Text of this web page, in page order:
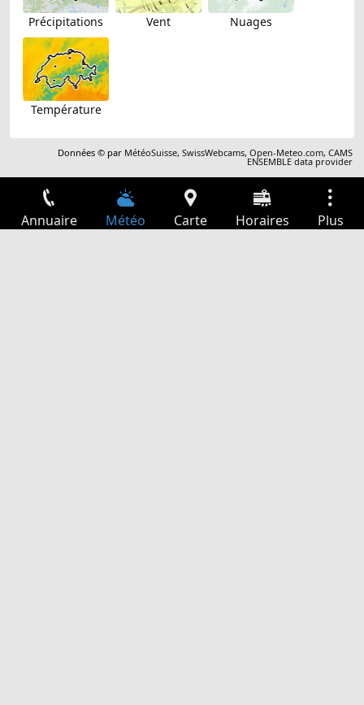
Précipitations Vent Nuages
Température
Données © par MétéoSuisse,SwissWebcams,Open-Meteo.com,CAMS
ENSEMBLE data provider
Annuaire Météo Carte Horaires Plus